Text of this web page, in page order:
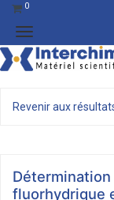
0
Revenir aux
Détermination
fluorhydrique